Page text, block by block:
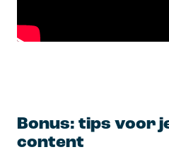
Bonus: tips voor
content